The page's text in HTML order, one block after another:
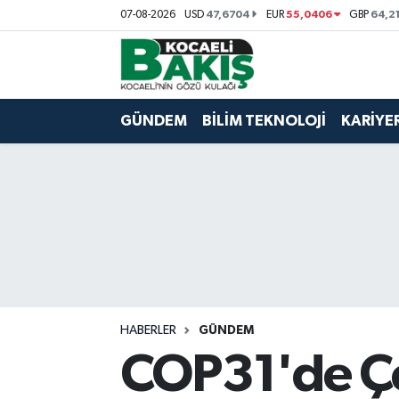
07-08-2026 USD 47,6704 EUR55,0406 GBP
GÜNDEM BİLİM TEKNOLOJİ
HABERLER GÜNDEM
COP31'de
Kocaeli Nöbetçi Eczaneler
Kocaeli Hava Durumu